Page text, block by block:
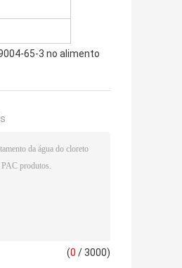
65-3 no alimento
(0 / 3000)